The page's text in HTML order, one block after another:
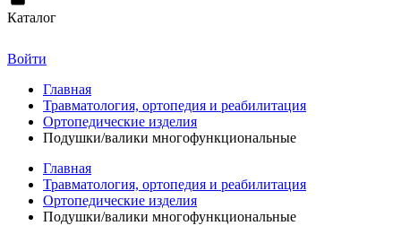
Каталог
Войти
Главная
Травматология, ортопедия и реабилитация
Ортопедические изделия
Подушки/валики многофункциональные
Главная
Травматология, ортопедия и реабилитация
Ортопедические изделия
Подушки/валики многофункциональные